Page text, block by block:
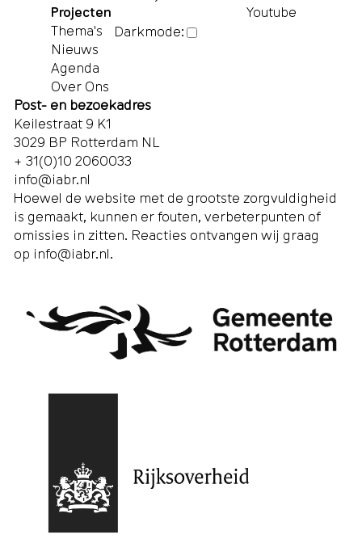
Projecten
Thema's
Nieuws
Agenda
Over Ons
Darkmode:
Youtube
Post- en bezoekadres
Keilestraat 9 K1
3029 BP Rotterdam NL
+ 31(0)10 2060033
info@iabr.nl
Hoewel de website met de grootste zorgvuldigheid
is gemaakt, kunnen er fouten, verbeterpunten of
omissies in zitten. Reacties ontvangen wij graag
op info@iabr.nl.